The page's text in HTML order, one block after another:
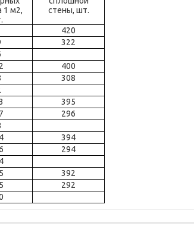
1 м2,
стены, шт.
420
322
400
308
395
296
394
294
392
292